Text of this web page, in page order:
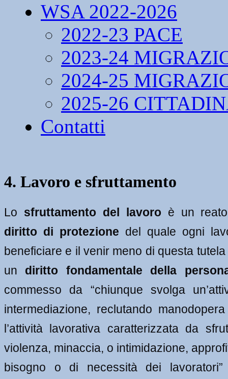
WSA 2022-2026
2022-23 PACE
2023-24
2024-25
2025-26
Contatti
4. Lavoro e sfruttamento
Lo sfruttamento del lavoro
diritto di protezione del quale ogni
beneficiare e il venir meno di questa
un diritto fondamentale della
commesso da “chiunque svolga
intermediazione, reclutando
l’attività lavorativa caratterizzata da
violenza, minaccia, o intimidazione,
bisogno o di necessità dei